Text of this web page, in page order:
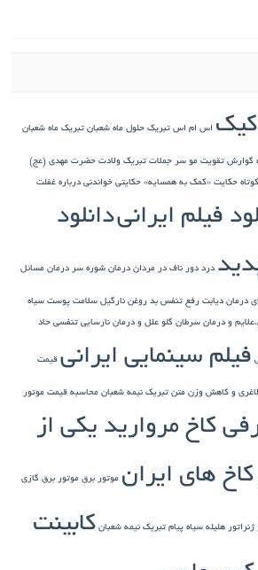
اس ام اس تبریک حلول ماه شعبان تبریک ماه شعبان
گوارش تقویت مو سر جملات تبریک ولادت حضرت مهدی (عج)
حکایت «کمک به همسایه» حکایتی خواندنی درباره غفلت
فیلم ایرانیدانلود
درد دور ناف در مردان درمان شوره سر درمان مسائل
درمان دیابت رفع تنفس بد روغن نارگیل سلامت پوست سیاه
و درمان سرطان گلو علل و درمان نارسایی تنفسی حاد
فیلم سینمایی ایرانی قیمت
لاغری و کاهش وزن متن تبریک نیمه شعبان محاسبه قیمت موتور
کاخ مروارید یکی از
های ایران موتور برق موتور برق گازی
هلیله سیاه پیام تبریک نیمه شعبان کابینت